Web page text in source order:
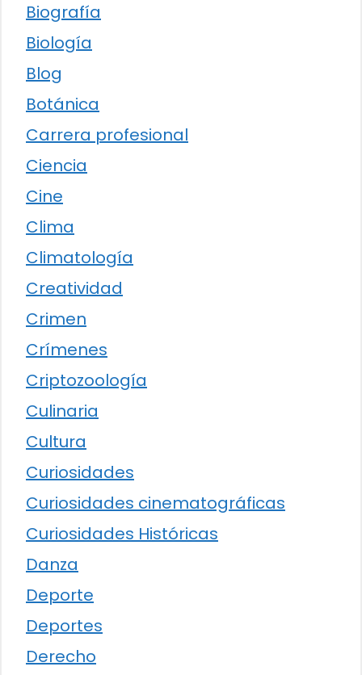
Biografía
Biología
Blog
Botánica
Carrera profesional
Ciencia
Cine
Clima
Climatología
Creatividad
Crimen
Crímenes
Criptozoología
Culinaria
Cultura
Curiosidades
Curiosidades cinematográficas
Curiosidades Históricas
Danza
Deporte
Deportes
Derecho